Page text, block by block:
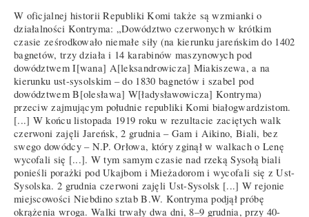
W oficjalnej historii Republiki Komi także są wzmianki o
działalności Kontryma: „Dowództwo czerwonych w krótkim
czasie ześrodkowało niemałe siły (na kierunku jareńskim do 1402
bagnetów, trzy działa i 14 karabinów maszynowych pod
dowództwem I[wana] A[leksandrowicza] Miakiszewa, a na
kierunku ust-sysolskim – do 1830 bagnetów i szabel pod
dowództwem B[olesława] W[ładysławowicza] Kontryma)
przeciw zajmującym południe republiki Komi białogwardzistom.
[...] W końcu listopada 1919 roku w rezultacie zaciętych walk
czerwoni zajęli Jareńsk, 2 grudnia – Gam i Aikino, Biali, bez
swego dowódcy – N.P. Orłowa, który zginął w walkach o Lenę
wycofali się [...]. W tym samym czasie nad rzeką Sysołą biali
ponieśli porażki pod Ukajbom i Mieżadorom i wycofali się z Ust-
Sysolska. 2 grudnia czerwoni zajęli Ust-Sysolsk [...] W rejonie
miejscowości Niebdino sztab B.W. Kontryma podjął próbę
okrążenia wroga. Walki trwały dwa dni, 8–9 grudnia, przy 40-